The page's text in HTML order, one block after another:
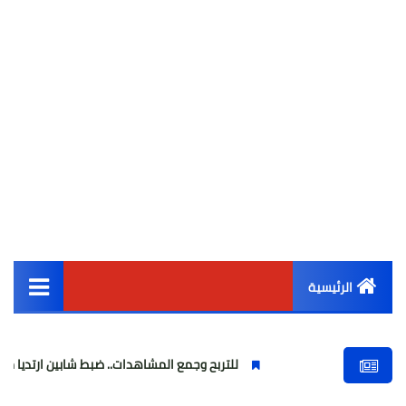
الرئيسية
أخبار مصر
للتربح وجمع المشاهدات.. ضبط شابين ارتديا ملابس نسائية